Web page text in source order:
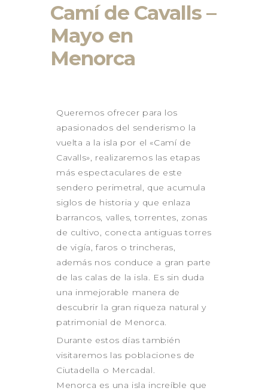
GALICIA – RUTA DE LOS
Camí de Cavalls –
Mayo en
Menorca
Queremos ofrecer para los
apasionados del senderismo la
vuelta a la isla por el «Camí de
Cavalls», realizaremos las etapas
más espectaculares de este
sendero perimetral, que acumula
siglos de historia y que enlaza
barrancos, valles, torrentes, zonas
de cultivo, conecta antiguas torres
de vigía, faros o trincheras,
además nos conduce a gran parte
de las calas de la isla. Es sin duda
una inmejorable manera de
descubrir la gran riqueza natural y
patrimonial de Menorca.
Durante estos días también
visitaremos las poblaciones de
Ciutadella o Mercadal.
Menorca es una isla increíble que